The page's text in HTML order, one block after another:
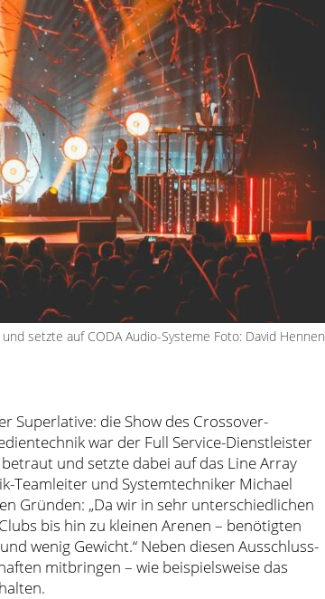
setzte auf CODA Audio-Systeme Foto: David Hennen
Superlative: die Show des Crossover-
war der Full Service-Dienstleister
und setzte dabei auf das Line Array
Teamleiter und Systemtechniker Michael
Gründen: „Da wir in sehr unterschiedlichen
bis hin zu kleinen Arenen – benötigten
wenig Gewicht.“ Neben diesen Ausschluss-
mitbringen – wie beispielsweise das